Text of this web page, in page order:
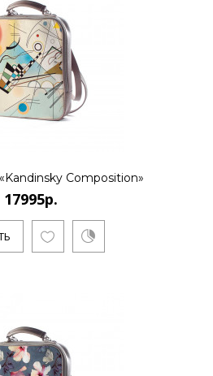
КУПИТЬ Composition»
17995р.